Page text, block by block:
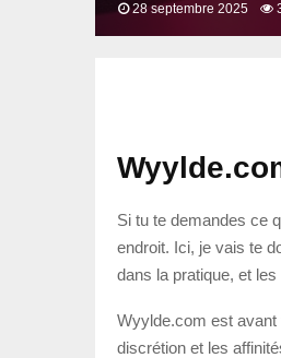
28 septembre 2025
Si tu te demandes ce
endroit. Ici, je vais te
dans la pratique, et
Wyylde.com est avant
discrétion et les